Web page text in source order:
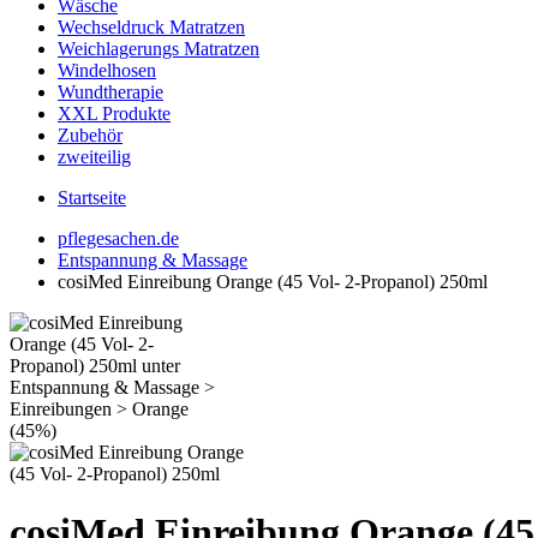
Wäsche
Wechseldruck Matratzen
Weichlagerungs Matratzen
Windelhosen
Wundtherapie
XXL Produkte
Zubehör
zweiteilig
Startseite
pflegesachen.de
Entspannung & Massage
cosiMed Einreibung Orange (45 Vol- 2-Propanol) 250ml